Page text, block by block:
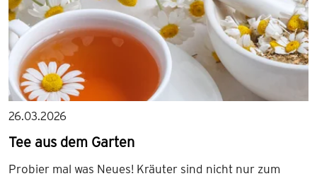
26.03.2026
Tee aus dem Garten
Probier mal was Neues! Kräuter sind nicht nur zum